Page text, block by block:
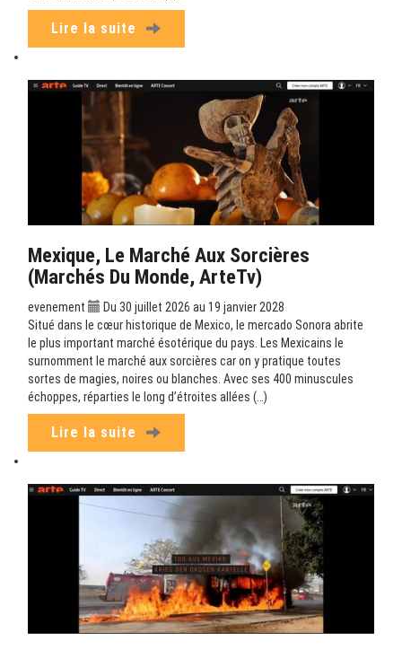
Lire la suite
Mexique, Le Marché Aux Sorcières
(Marchés Du Monde, ArteTv)
evenement
Du 30 juillet 2026 au 19 janvier 2028
Situé dans le cœur historique de Mexico, le mercado Sonora abrite
le plus important marché ésotérique du pays. Les Mexicains le
surnomment le marché aux sorcières car on y pratique toutes
sortes de magies, noires ou blanches. Avec ses 400 minuscules
échoppes, réparties le long d’étroites allées (…)
Lire la suite